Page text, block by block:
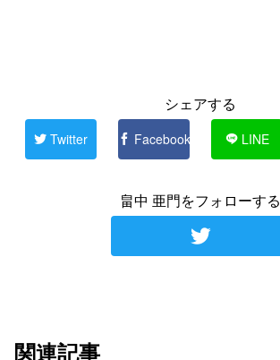
シェアする
Twitter Facebook LINE
畠中 亜門をフォローする
関連記事